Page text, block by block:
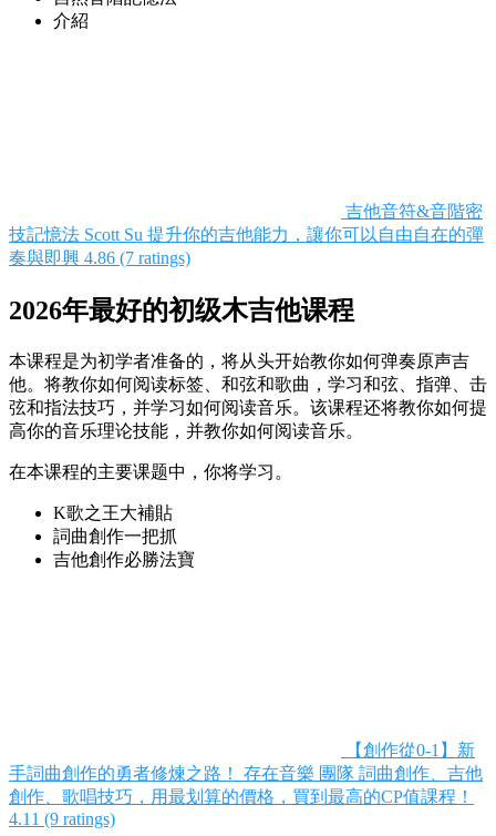
介紹
吉他音符&音階密
技記憶法 Scott Su 提升你的吉他能力，讓你可以自由自在的彈
奏與即興 4.86 (7 ratings)
2026年最好的初级木吉他课程
本课程是为初学者准备的，将从头开始教你如何弹奏原声吉
他。将教你如何阅读标签、和弦和歌曲，学习和弦、指弹、击
弦和指法技巧，并学习如何阅读音乐。该课程还将教你如何提
高你的音乐理论技能，并教你如何阅读音乐。
在本课程的主要课题中，你将学习。
K歌之王大補貼
詞曲創作一把抓
吉他創作必勝法寶
【創作從0-1】新
手詞曲創作的勇者修煉之路！
存在音樂 團隊 詞曲創作、吉他
創作、歌唱技巧，用最划算的價格，買到最高的CP值課程！
4.11 (9 ratings)